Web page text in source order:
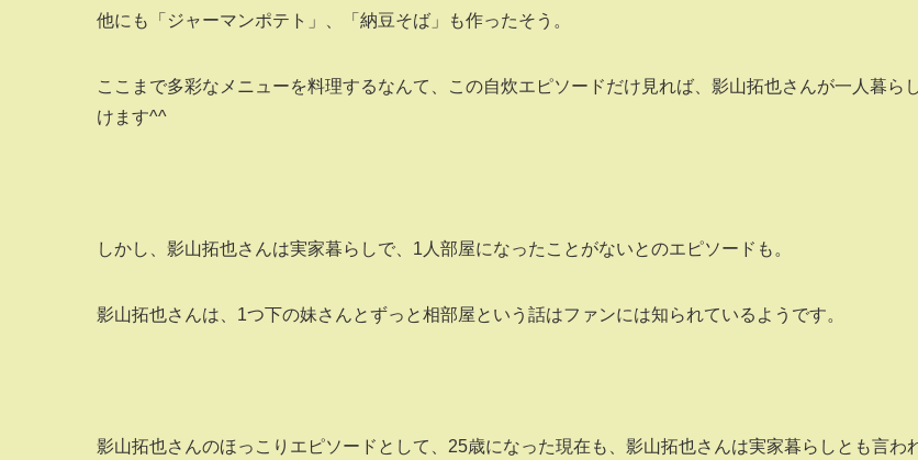
他にも「ジャーマンポテト」、「納豆そば」も作ったそう。
ここまで多彩なメニューを料理するなんて、この自炊エピソードだけ見れば、影山拓也さんが一人暮ら
けます^^
しかし、影山拓也さんは実家暮らしで、1人部屋になったことがないとのエピソードも。
影山拓也さんは、1つ下の妹さんとずっと相部屋という話はファンには知られているようです。
影山拓也さんのほっこりエピソードとして、25歳になった現在も、影山拓也さんは実家暮らしとも言わ